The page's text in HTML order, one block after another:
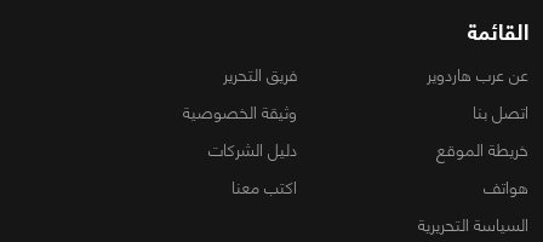
القائمة
عن عرب هاردوير
فريق التحرير
اتصل بنا
وثيقة الخصوصية
خريطة الموقع
دليل الشركات
هواتف
اكتب معنا
السياسة التحريرية